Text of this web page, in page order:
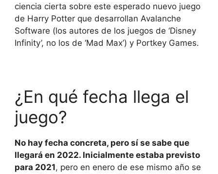
ciencia cierta sobre este esperado nuevo juego
de Harry Potter que desarrollan Avalanche
Software (los autores de los juegos de ‘Disney
Infinity’, no los de ‘Mad Max’) y Portkey Games.
¿En qué fecha llega el
juego?
No hay fecha concreta, pero sí se sabe que
llegará en 2022. Inicialmente estaba previsto
para 2021, pero en enero de ese mismo año se